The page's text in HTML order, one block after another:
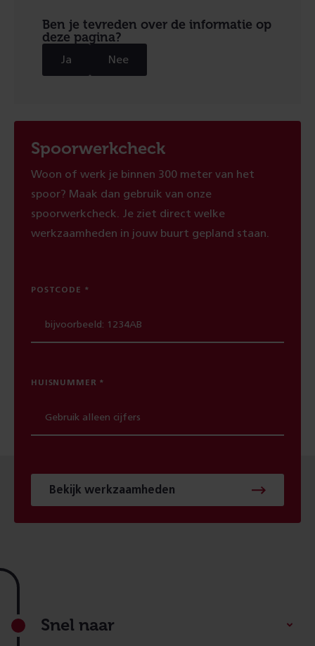
Ben je tevreden over de informatie op
deze pagina?
Ja Nee
Spoorwerkcheck
Woon of werk je binnen 300 meter van het
spoor? Maak dan gebruik van onze
spoorwerkcheck. Je ziet direct welke
werkzaamheden in jouw buurt gepland staan.
POSTCODE
HUISNUMMER
Bekijk werkzaamheden
Footer
Snel naar